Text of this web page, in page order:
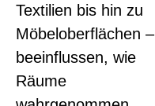
Textilien bis hin zu
Möbeloberflächen –
beeinflussen, wie
Räume